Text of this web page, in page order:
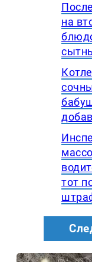
на
тот